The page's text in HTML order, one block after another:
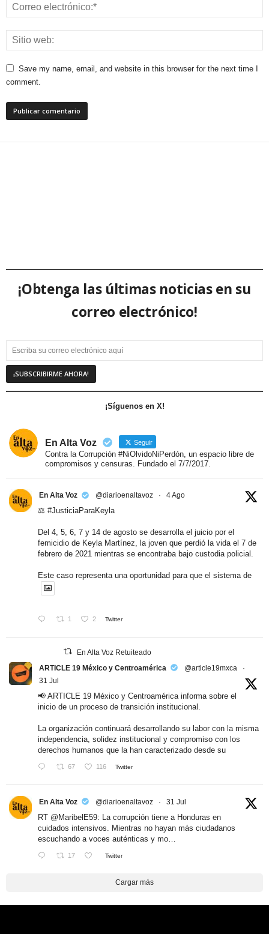
Save my name, email, and website in this browser for the next time I
comment.
¡Obtenga las últimas noticias en su
correo electrónico!
¡Síguenos en X!
En Alta Voz Seguir
Contra la Corrupción #NiOlvidoNiPerdón, un espacio libre de
compromisos y censuras. Fundado el 7/7/2017.
En Alta Voz @diarioenaltavoz · 4 Ago
⚖️ #JusticiaParaKeyla
Del 4, 5, 6, 7 y 14 de agosto se desarrolla el juicio por el
femicidio de Keyla Martínez, la joven que perdió la vida el 7 de
febrero de 2021 mientras se encontraba bajo custodia policial.
Este caso representa una oportunidad para que el sistema de
1 2 Twitter
En Alta Voz Retuiteado
ARTICLE 19 México y Centroamérica
@article19mxca
·
31 Jul
📢 ARTICLE 19 México y Centroamérica informa sobre el
inicio de un proceso de transición institucional.
La organización continuará desarrollando su labor con la misma
independencia, solidez institucional y compromiso con los
derechos humanos que la han caracterizado desde su
67 116 Twitter
En Alta Voz @diarioenaltavoz · 31 Jul
RT @MaribelE59: La corrupción tiene a Honduras en
cuidados intensivos. Mientras no hayan más ciudadanos
escuchando a voces auténticas y mo…
17 Twitter
Cargar más